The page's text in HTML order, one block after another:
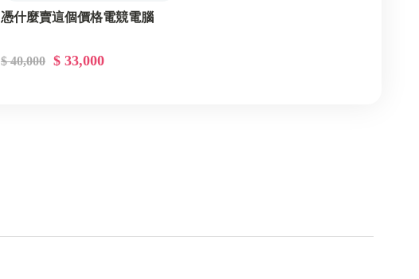
憑什麼賣這個價格電競電腦
$ 40,000 $ 33,000